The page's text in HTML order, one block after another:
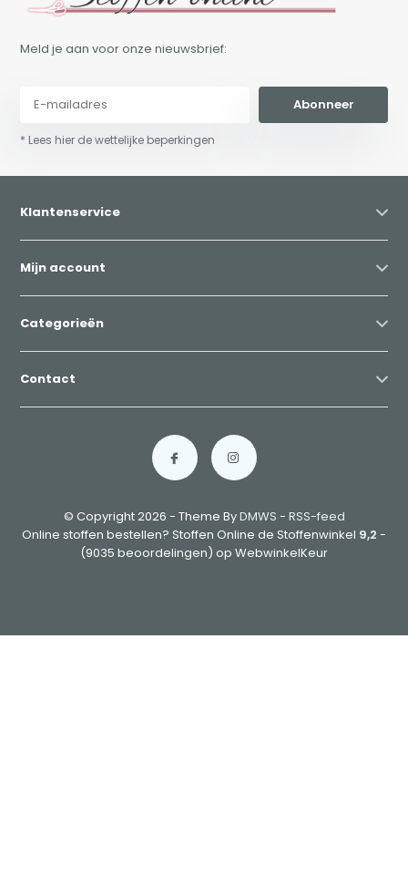
Meld je aan voor onze nieuwsbrief:
Abonneer
* Lees hier de wettelijke beperkingen
Klantenservice
Mijn account
Categorieën
Contact
© Copyright 2026 - Theme ByDMWS - RSS-feed
Online stoffen bestellen? Stoffen Online de Stoffenwinkel 9,2 -
(9035 beoordelingen) op WebwinkelKeur